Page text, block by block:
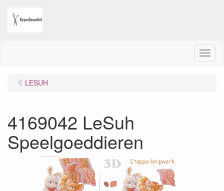
M
e
LESUH
4169042 LeSuh
Speelgoeddieren